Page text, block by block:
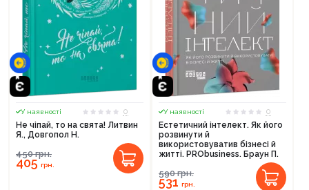
У наявності
0
Не чіпай, то на свята! Литвин
Я., Довгопол Н.
450грн.
405грн.
У наявності
0
Естетичний інтелект. Як його
розвинути й
використовуватив бізнесі й
житті. PRObusiness. Браун П.
590грн.
531грн.